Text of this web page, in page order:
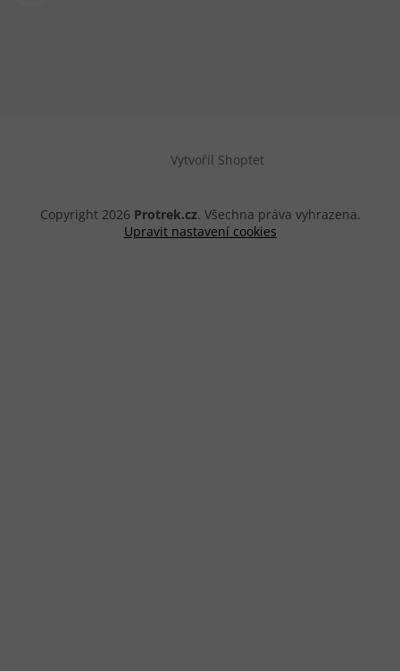
Vytvořil Shoptet
Copyright 2026 Protrek.cz. Všechna práva vyhrazena.
Upravit nastavení cookies